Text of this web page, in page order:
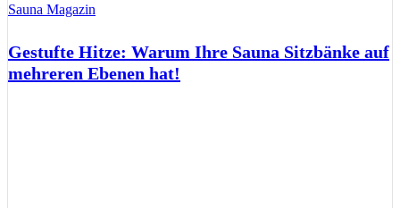
Sauna Magazin
Gestufte Hitze: Warum Ihre Sauna Sitzbänke auf
mehreren Ebenen hat!